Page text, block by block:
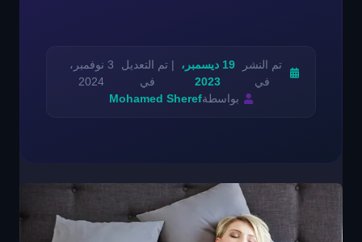
تم النشر
في
19 ديسمبر،
2023
| تم التعديل
في
3 نوفمبر،
2024
بواسطةMohamed Sheref